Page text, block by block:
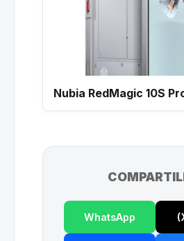
Nubia RedMagic 10S
WhatsApp